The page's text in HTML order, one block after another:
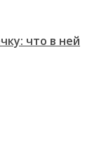
что в ней